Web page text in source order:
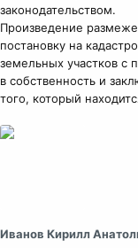
законодательством.
Произведение
постановку на
земельных участков с
в собственность и
того, который
Иванов Кирилл